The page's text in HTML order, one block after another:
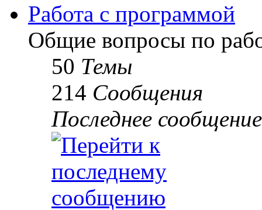
Работа с программой
Общие вопросы по
50 Темы
214 Сообщения
Последнее сообщение